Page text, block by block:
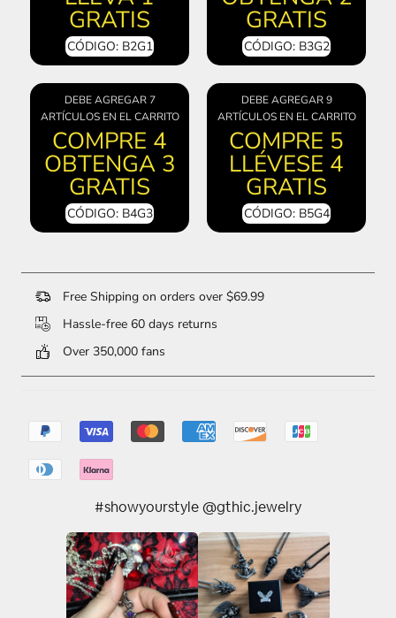
GRATIS
CÓDIGO: B2G1
GRATIS
CÓDIGO: B3G2
DEBE AGREGAR 7
ARTÍCULOS EN EL CARRITO
COMPRE 4
OBTENGA 3
GRATIS
CÓDIGO: B4G3
DEBE AGREGAR 9
ARTÍCULOS EN EL CARRITO
COMPRE 5
LLÉVESE 4
GRATIS
CÓDIGO: B5G4
Free Shipping on orders over $69.99
Hassle-free 60 days returns
Over 350,000 fans
#showyourstyle @gthic.jewelry